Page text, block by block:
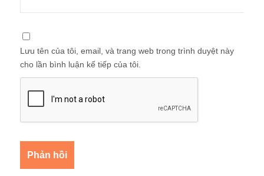
Lưu tên của tôi, email, và trang web trong trình duyệt này
cho lần bình luận kế tiếp của tôi.